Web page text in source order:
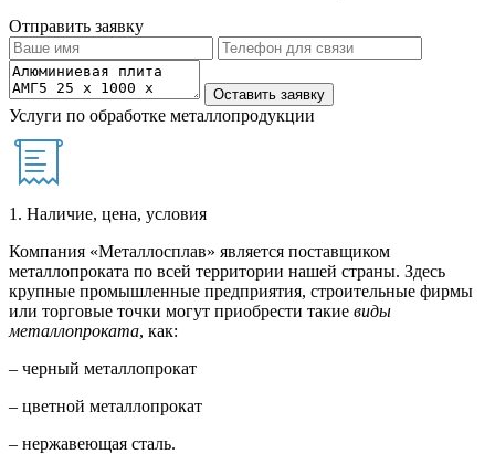
Отправить заявку
Услуги по обработке металлопродукции
1. Наличие, цена, условия
Компания «Металлосплав» является поставщиком
металлопроката по всей территории нашей страны. Здесь
крупные промышленные предприятия, строительные фирмы
или торговые точки могут приобрести такие виды
металлопроката, как:
– черный металлопрокат
– цветной металлопрокат
– нержавеющая сталь.